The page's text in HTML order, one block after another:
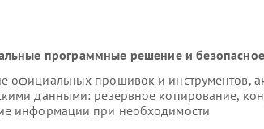
программные решение и
официальных прошивок и инструментов,
данными: резервное копирование,
информации при необходимости